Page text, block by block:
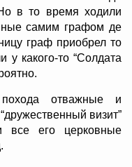
в то время ходили
самим графом де
граф приобрел то
у какого-то “Солдата
отважные и
визит”
все его церковные